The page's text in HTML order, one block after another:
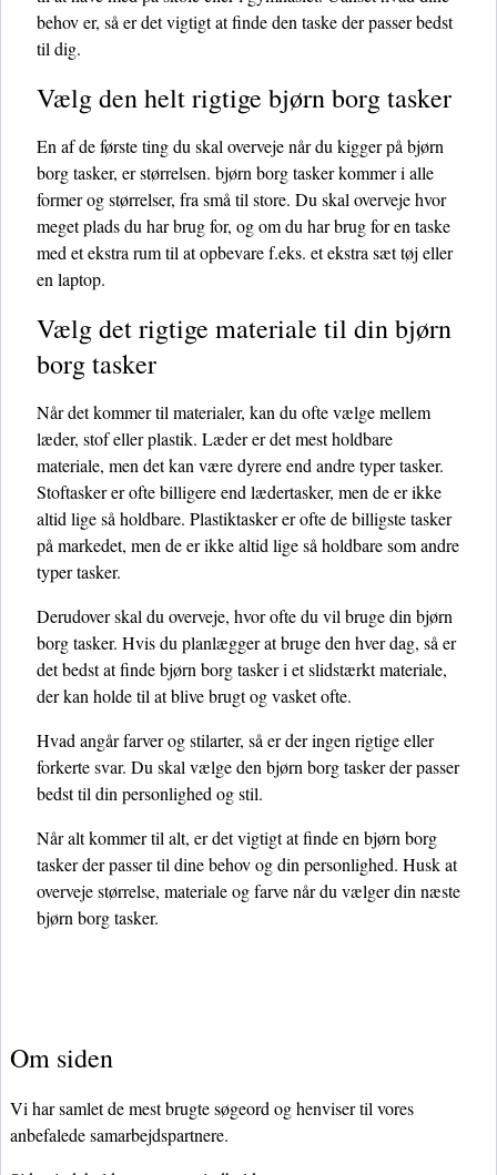
behov er, så er det vigtigt at finde den taske der passer bedst
til dig.
Vælg den helt rigtige bjørn borg tasker
En af de første ting du skal overveje når du kigger på bjørn
borg tasker, er størrelsen. bjørn borg tasker kommer i alle
former og størrelser, fra små til store. Du skal overveje hvor
meget plads du har brug for, og om du har brug for en taske
med et ekstra rum til at opbevare f.eks. et ekstra sæt tøj eller
en laptop.
Vælg det rigtige materiale til din bjørn
borg tasker
Når det kommer til materialer, kan du ofte vælge mellem
læder, stof eller plastik. Læder er det mest holdbare
materiale, men det kan være dyrere end andre typer tasker.
Stoftasker er ofte billigere end lædertasker, men de er ikke
altid lige så holdbare. Plastiktasker er ofte de billigste tasker
på markedet, men de er ikke altid lige så holdbare som andre
typer tasker.
Derudover skal du overveje, hvor ofte du vil bruge din bjørn
borg tasker. Hvis du planlægger at bruge den hver dag, så er
det bedst at finde bjørn borg tasker i et slidstærkt materiale,
der kan holde til at blive brugt og vasket ofte.
Hvad angår farver og stilarter, så er der ingen rigtige eller
forkerte svar. Du skal vælge den bjørn borg tasker der passer
bedst til din personlighed og stil.
Når alt kommer til alt, er det vigtigt at finde en bjørn borg
tasker der passer til dine behov og din personlighed. Husk at
overveje størrelse, materiale og farve når du vælger din næste
bjørn borg tasker.
Om siden
Vi har samlet de mest brugte søgeord og henviser til vores
anbefalede samarbejdspartnere.